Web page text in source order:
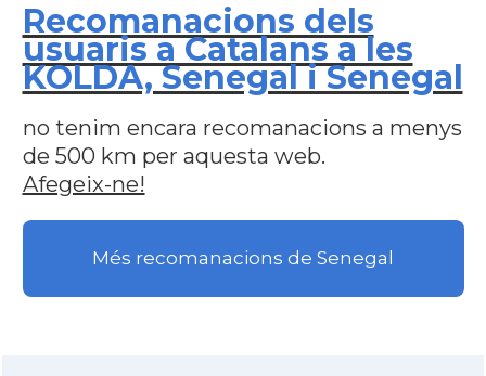
Recomanacions dels
usuaris a Catalans a les
KOLDA, Senegal i Senegal
no tenim encara recomanacions a menys
de 500 km per aquesta web.
Afegeix-ne!
Més recomanacions de Senegal